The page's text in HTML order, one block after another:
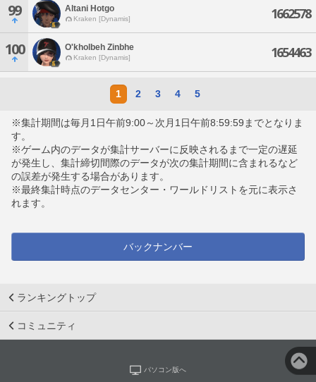
99 Altani Hotgo
Kraken [Dynamis] 1662578
100 O'kholbeh Zinbhe
Kraken [Dynamis] 1654463
1 2 3 4 5
※集計期間は毎月1日午前9:00～次月1日午前8:59:59までとなりま
す。
※ゲーム内のデータが集計サーバーに反映されるまで一定の遅延
が発生し、集計締切間際のデータが次の集計期間に含まれるなど
の誤差が発生する場合があります。
※最終集計時点のデータセンター・ワールドリストを元に表示さ
れます。
バックナンバー
ランキングトップ
コミュニティ
パソコン版へ